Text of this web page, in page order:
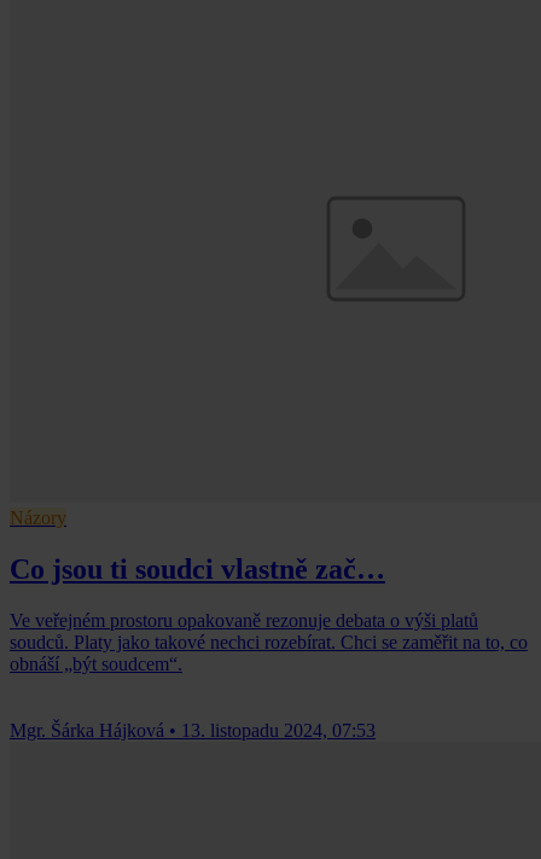
Názory
Co jsou ti soudci vlastně zač…
Ve veřejném prostoru opakovaně rezonuje debata o výši platů
soudců. Platy jako takové nechci rozebírat. Chci se zaměřit na to, co
obnáší „být soudcem“.
Mgr. Šárka Hájková • 13. listopadu 2024, 07:53